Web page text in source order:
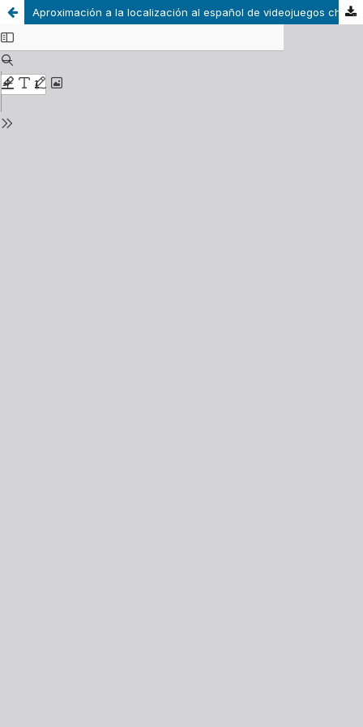
Aproximación a la localización al español de videojuegos chinos: la traducción de nombres de demonios y monstruos en Black Myth: Wukong